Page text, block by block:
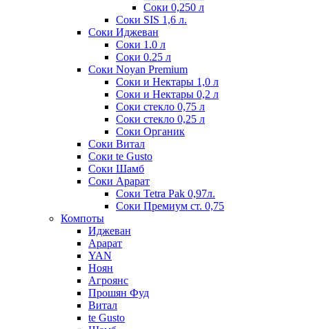
Соки 0,250 л
Соки SIS 1,6 л.
Соки Иджеван
Соки 1.0 л
Соки 0.25 л
Соки Noyan Premium
Соки и Нектары 1,0 л
Соки и Нектары 0,2 л
Соки стекло 0,75 л
Соки стекло 0,25 л
Соки Органик
Соки Витал
Соки te Gusto
Соки Шамб
Соки Арарат
Соки Tetra Pak 0,97л.
Соки Премиум ст. 0,75
Компоты
Иджеван
Арарат
YAN
Ноян
Агроянс
Прошян Фуд
Витал
te Gusto